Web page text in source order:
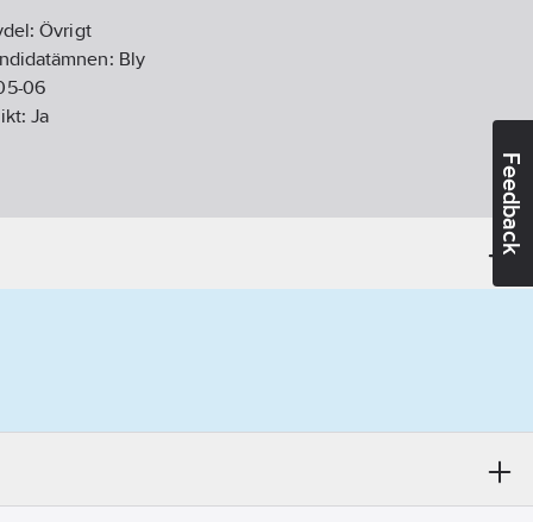
Feedback
Övrigt
Bly
06
Ja